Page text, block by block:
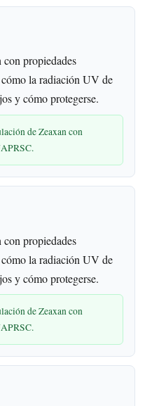
propiedades
cómo la radiación UV de
y cómo protegerse.
de Zeaxan con
propiedades
cómo la radiación UV de
y cómo protegerse.
de Zeaxan con